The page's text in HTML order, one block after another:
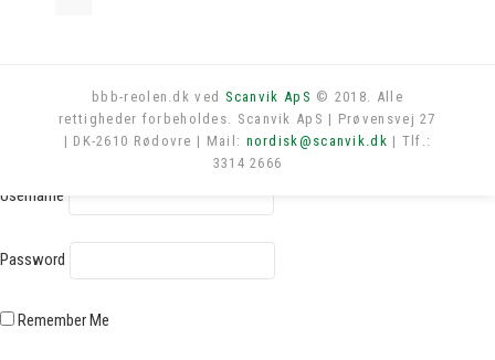
bbb-reolen.dk ved Scanvik ApS © 2018. Alle
rettigheder forbeholdes. Scanvik ApS | Prøvensvej 27
| DK-2610 Rødovre | Mail: nordisk@scanvik.dk | Tlf.:
3314 2666
Log in
Username
Password
Remember Me